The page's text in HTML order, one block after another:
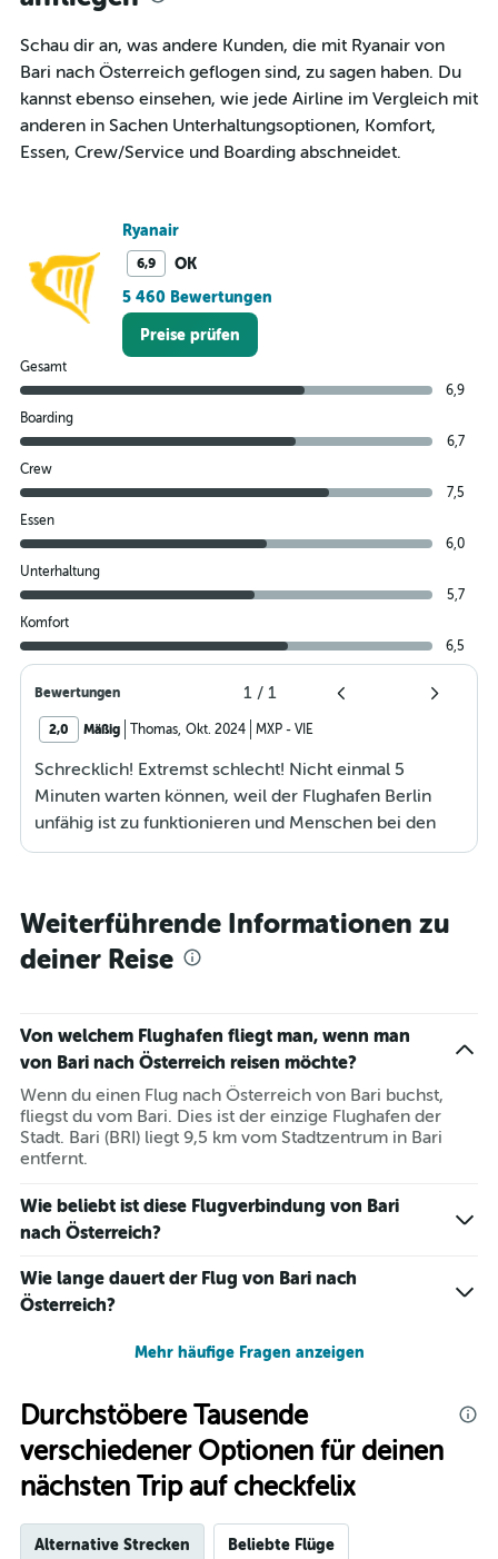
1
Y
displaying
values.
Range:
Schau dir an, was andere Kunden, die mit Ryanair von
Bari nach Österreich geflogen sind, zu sagen haben. Du
kannst ebenso einsehen, wie jede Airline im Vergleich mit
anderen in Sachen Unterhaltungsoptionen, Komfort,
Essen, Crew/Service und Boarding abschneidet.
Ryanair
6,9
OK
5 460 Bewertungen
Preise prüfen
Gesamt
6,9
Boarding
6,7
Crew
7,5
Essen
6,0
Unterhaltung
5,7
Komfort
6,5
Bewertungen 1 / 1
2,0 Mäßig Thomas, Okt. 2024 MXP - VIE
Schrecklich! Extremst schlecht! Nicht einmal 5
Minuten warten können, weil der Flughafen Berlin
unfähig ist zu funktionieren und Menschen bei den
Sicherheitsanlagen abzufertigen. Keine
auf uns wartet. How awful! Extremely bad! Can't even
wait 5 minutes, because Berlin Airport is unable to
by about 50 travelers that the airline is informed and
waiting for us.
Weiterführende Informationen zu
deiner Reise
Von welchem Flughafen fliegt man, wenn man
von Bari nach Österreich reisen möchte?
Wenn du einen Flug nach Österreich von Bari buchst,
fliegst du vom Bari. Dies ist der einzige Flughafen der
Stadt. Bari (BRI) liegt 9,5 km vom Stadtzentrum in Bari
entfernt.
Wie beliebt ist diese Flugverbindung von Bari
nach Österreich?
Wie lange dauert der Flug von Bari nach
Österreich?
Mehr häufige Fragen anzeigen
Durchstöbere Tausende
verschiedener Optionen für deinen
nächsten Trip auf checkfelix
Alternative Strecken Beliebte Flüge